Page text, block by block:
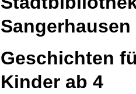
Sangerhausen
Geschichten
Kinder ab 4